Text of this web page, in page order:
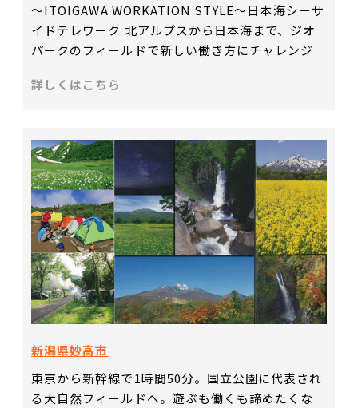
～ITOIGAWA WORKATION STYLE～日本海シーサ
イドテレワーク 北アルプスから日本海まで、ジオ
パークのフィールドで新しい働き方にチャレンジ
詳しくはこちら
新潟県妙高市
東京から新幹線で1時間50分。国立公園に代表され
る大自然フィールドへ。遊ぶも働くも諦めたくな